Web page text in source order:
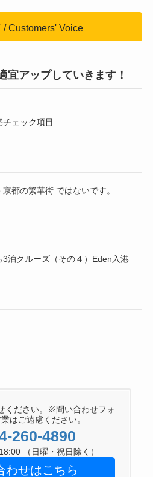
/ Customers' Voice
宜アップしていきます！
ェック項目
都の繁華街 ではないです。
3泊クルーズ（その４）Eden入港
ください。※問い合わせフォ
はご遠慮ください。
260-4890
（日曜・祝日除く）
わせはこちら